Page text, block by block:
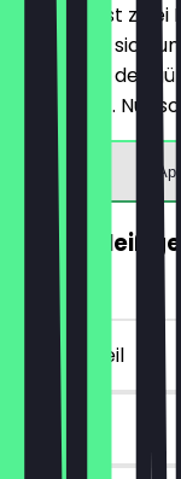
Du bestellst
handelt es sich
Produkte), der
berechnet. Nur
GRATIS
~€ 4 Vorteil
7 Tage